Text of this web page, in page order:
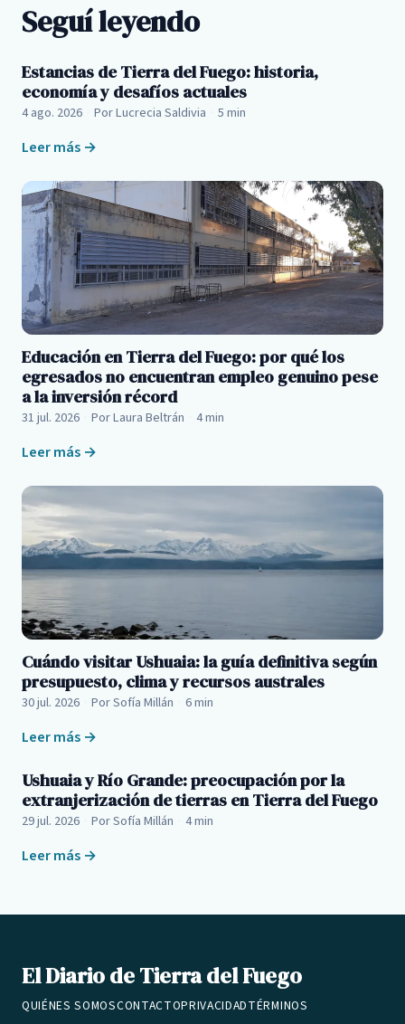
Seguí leyendo
Estancias de Tierra del Fuego: historia,
economía y desafíos actuales
4 ago. 2026 Por Lucrecia Saldivia 5 min
Leer más →
Educación en Tierra del Fuego: por qué los
egresados no encuentran empleo genuino pese
a la inversión récord
31 jul. 2026 Por Laura Beltrán 4 min
Leer más →
Cuándo visitar Ushuaia: la guía definitiva según
presupuesto, clima y recursos australes
30 jul. 2026 Por Sofía Millán 6 min
Leer más →
Ushuaia y Río Grande: preocupación por la
extranjerización de tierras en Tierra del Fuego
29 jul. 2026 Por Sofía Millán 4 min
Leer más →
El Diario de Tierra del Fuego
QUIÉNES SOMOSCONTACTOPRIVACIDADTÉRMINOS